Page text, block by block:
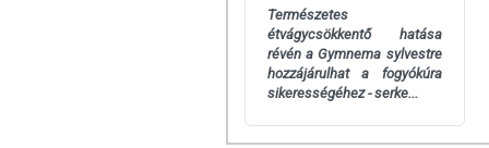
Az immunrendszer legyengülésével, a
alacsonyabb L-karnitin szintje.
Használata biztonságos. Még
3000 mg feletti adagok fogyasztása
Napi ajánlott mennyiség:1 tabletta
Természetes
étvágycsökkentő hatása
révén a Gymnema sylvestre
hozzájárulhat a fogyókúra
sikerességéhez - serke...